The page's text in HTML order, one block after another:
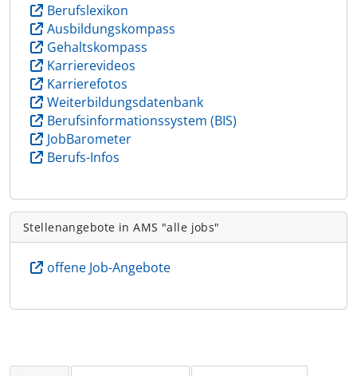
Berufslexikon
Ausbildungskompass
Gehaltskompass
Karrierevideos
Karrierefotos
Weiterbildungsdatenbank
Berufsinformationssystem (BIS)
JobBarometer
Berufs-Infos
Stellenangebote in AMS "alle jobs"
offene Job-Angebote